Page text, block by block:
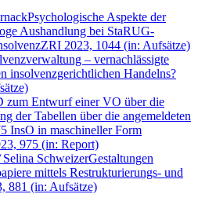
Psychologische Aspekte der
Aushandlung bei StaRUG-
ZRI 2023, 1044 (in: Aufsätze)
– vernachlässigte
insolvenzgerichtlichen Handelns?
zum Entwurf einer VO über die
der Tabellen über die angemeldeten
InsO in maschineller Form
975 (in: Report)
Selina SchweizerGestaltungen
mittels Restrukturierungs- und
881 (in: Aufsätze)